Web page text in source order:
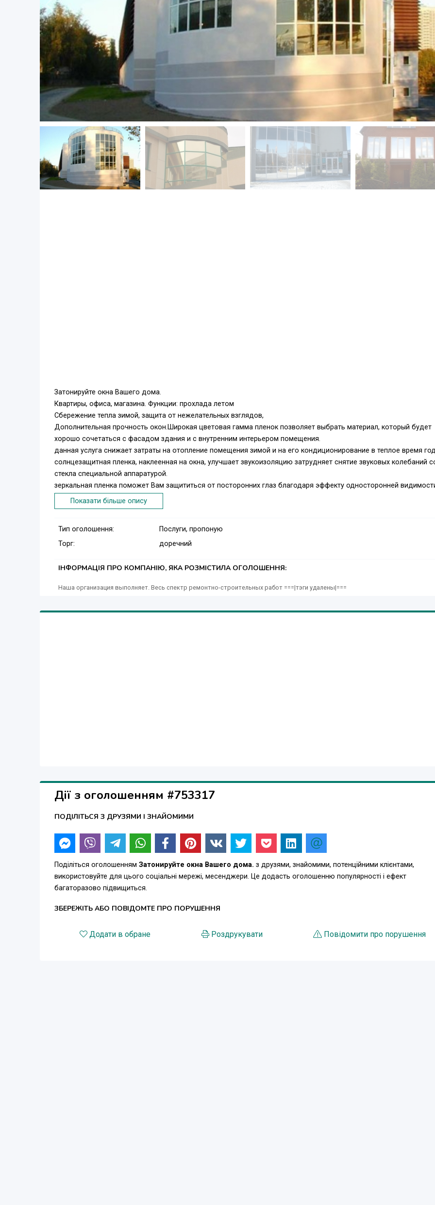
Затонируйте окна Вашего дома.
Квартиры, офиса, магазина. Функции: прохлада летом
Сбережение тепла зимой, защита от нежелательных взглядов,
Дополнительная прочность окон.Широкая цветовая гамма пленок позволяет выбрать материал, который будет
хорошо сочетаться с фасадом здания и с внутренним интерьером помещения.
данная услуга снижает затраты на отопление помещения зимой и на его кондиционирование в теплое время
солнцезащитная пленка, наклеенная на окна, улучшает звукоизоляцию затрудняет снятие звуковых колебаний
стекла специальной аппаратурой.
зеркальная пленка поможет Вам защититься от посторонних глаз благодаря эффекту односторонней
Энергосберегающая или
Зеркальной пленкой Т. 0986990155
Показати більше опису
Тип оголошення:
Послуги, пропоную
Торг:
доречний
ІНФОРМАЦІЯ ПРО КОМПАНІЮ, ЯКА РОЗМІСТИЛА ОГОЛОШЕННЯ:
Наша организация выполняет. Весь спектр ремонтно-строительных работ ===|тэги удалены|===
Дії з оголошенням #753317
ПОДІЛІТЬСЯ З ДРУЗЯМИ І ЗНАЙОМИМИ
Поділіться оголошенням Затонируйте окна Вашего дома. з друзями, знайомими, потенційними клієнтами,
використовуйте для цього соціальні мережі, месенджери. Це додасть оголошенню популярності і ефект
багаторазово підвищиться.
ЗБЕРЕЖІТЬ АБО ПОВІДОМТЕ ПРО ПОРУШЕННЯ
Додати в обране Роздрукувати Повідомити про порушення